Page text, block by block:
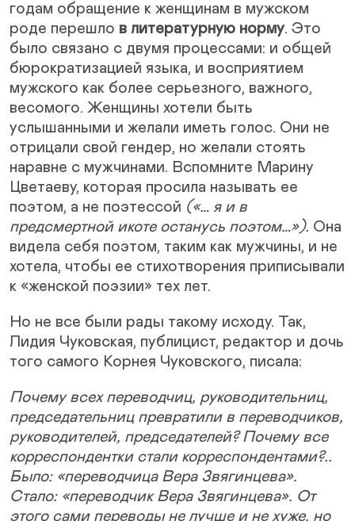
годам обращение к женщинам в мужском
роде перешло в литературную норму. Это
было связано с двумя процессами: и общей
бюрократизацией языка, и восприятием
мужского как более серьезного, важного,
весомого. Женщины хотели быть
услышанными и желали иметь голос. Они не
отрицали свой гендер, но желали стоять
наравне с мужчинами. Вспомните Марину
Цветаеву, которая просила называть ее
поэтом, а не поэтессой («… я и в
предсмертной икоте останусь поэтом…»). Она
видела себя поэтом, таким как мужчины, и не
хотела, чтобы ее стихотворения приписывали
к «женской поэзии» тех лет.
Но не все были рады такому исходу. Так,
Лидия Чуковская, публицист, редактор и дочь
того самого Корнея Чуковского, писала:
Почему всех переводчиц, руководительниц,
председательниц превратили в переводчиков,
руководителей, председателей? Почему все
корреспондентки стали корреспондентами?..
Было: «переводчица Вера Звягинцева».
Стало: «переводчик Вера Звягинцева». От
этого сами переводы не лучше и не хуже, но